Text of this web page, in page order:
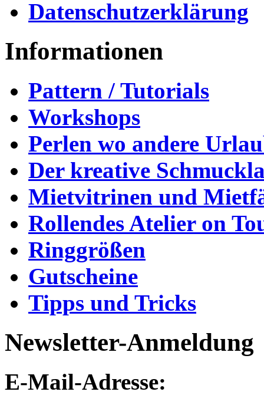
Datenschutzerklärung
Informationen
Pattern / Tutorials
Workshops
Perlen wo andere
Der kreative
Mietvitrinen und
Rollendes Atelier on
Ringgrößen
Gutscheine
Tipps und Tricks
Newsletter-Anmeldung
E-Mail-Adresse: